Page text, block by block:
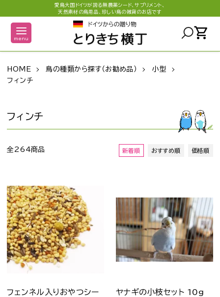
愛鳥大国ドイツが誇る無農薬シード、サプリメント、
天然素材の鳥用品、珍しい鳥の雑貨のお店です
menu shopping_cart
HOME 鳥の種類から探す（お勧め品）
小型
フィンチ
フィンチ
全264商品 新着順 おすすめ順 価格順
フェンネル入りおやつシー
ヤナギの小枝セット 10g